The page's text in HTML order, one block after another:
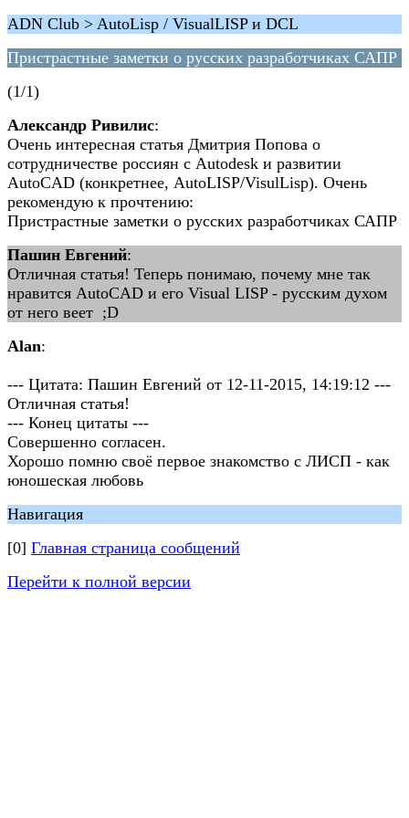
ADN Club > AutoLisp / VisualLISP и DCL
Пристрастные заметки о русских разработчиках САПР
(1/1)
Александр Ривилис:
Очень интересная статья Дмитрия Попова о
сотрудничестве россиян с Autodesk и развитии
AutoCAD (конкретнее, AutoLISP/VisulLisp). Очень
рекомендую к прочтению:
Пристрастные заметки о русских разработчиках САПР
Пашин Евгений:
Отличная статья! Теперь понимаю, почему мне так
нравится AutoCAD и его Visual LISP - русским духом
от него веет ;D
Alan:
--- Цитата: Пашин Евгений от 12-11-2015, 14:19:12 ---
Отличная статья!
--- Конец цитаты ---
Совершенно согласен.
Хорошо помню своё первое знакомство с ЛИСП - как
юношеская любовь
Навигация
[0] Главная страница сообщений
Перейти к полной версии